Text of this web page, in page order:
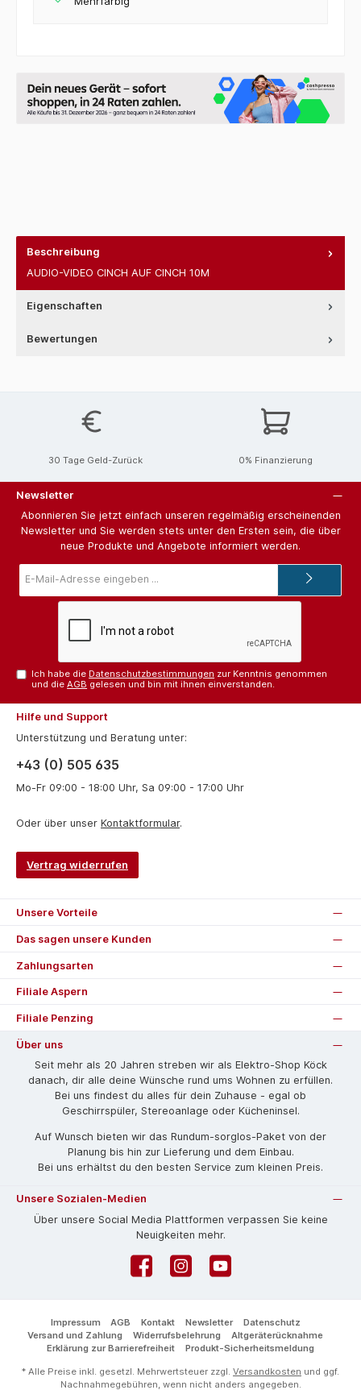
Beschreibung
AUDIO-VIDEO CINCH AUF CINCH 10M
Eigenschaften
Bewertungen
30 Tage Geld-Zurück 0% Finanzierung
Newsletter
Abonnieren Sie jetzt einfach unseren regelmäßig erscheinenden
Newsletter und Sie werden stets unter den Ersten sein, die über
neue Produkte und Angebote informiert werden.
Mail-
Ich habe die Datenschutzbestimmungen zur Kenntnis genommen
und dieAGB gelesen und bin mit ihnen einverstanden.
Hilfe und Support
Unterstützung und Beratung unter:
+43 (0) 505 635
Mo-Fr 09:00 - 18:00 Uhr, Sa 09:00 - 17:00 Uhr
Oder über unser Kontaktformular.
Vertrag widerrufen
Unsere Vorteile
Das sagen unsere Kunden
Zahlungsarten
Filiale Aspern
Filiale Penzing
Über uns
Seit mehr als 20 Jahren streben wir als Elektro-Shop Köck
danach, dir alle deine Wünsche rund ums Wohnen zu erfüllen.
Bei uns findest du alles für dein Zuhause - egal ob
Geschirrspüler, Stereoanlage oder Kücheninsel.
Auf Wunsch bieten wir das Rund­um-sorg­los-Pa­ket von der
Planung bis hin zur Lieferung und dem Einbau.
Bei uns erhältst du den besten Service zum kleinen Preis.
Unsere Sozialen-Medien
Über unsere Social Media Plattformen verpassen Sie keine
Neuigkeiten mehr.
FacebookInstagramYouTube
Impressum AGB Kontakt Newsletter
Datenschutz
Versand und Zahlung
Widerrufsbelehrung
Altgeräterücknahme
Erklärung zur Barrierefreiheit
Produkt-Sicherheitsmeldung
* Alle Preise inkl. gesetzl. Mehrwertsteuer zzgl. Versandkosten und ggf.
Nachnahmegebühren, wenn nicht anders angegeben.